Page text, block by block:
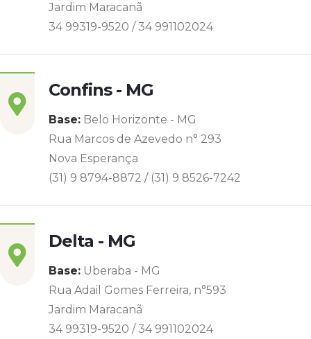
Jardim Maracanã
34 99319-9520 / 34 991102024
Confins - MG
Base: Belo Horizonte - MG
Rua Marcos de Azevedo n° 293
Nova Esperança
(31) 9 8794-8872 / (31) 9 8526-7242
Delta - MG
Base: Uberaba - MG
Rua Adail Gomes Ferreira, n°593
Jardim Maracanã
34 99319-9520 / 34 991102024